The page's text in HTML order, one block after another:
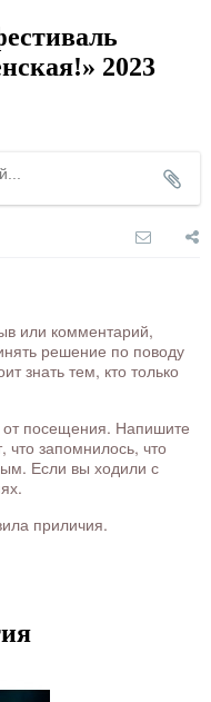
2023
или комментарий,
решение по поводу
знать тем, кто только
от посещения. Напишите
что запомнилось, что
Если вы ходили с
приличия.